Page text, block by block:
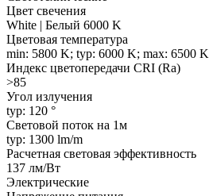
Цвет свечения
White | Белый 6000 K
Цветовая температура
min: 5800 K; typ: 6000 K; max: 6500 K
Индекс цветопередачи CRI (Ra)
>85
Угол излучения
typ: 120 °
Световой поток на 1м
typ: 1300 lm/m
Расчетная световая эффективность
137 лм/Вт
Электрические